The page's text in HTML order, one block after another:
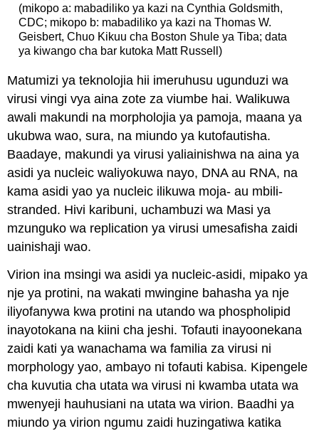
(mikopo a: mabadiliko ya kazi na Cynthia Goldsmith,
CDC; mikopo b: mabadiliko ya kazi na Thomas W.
Geisbert, Chuo Kikuu cha Boston Shule ya Tiba; data
ya kiwango cha bar kutoka Matt Russell)
Matumizi ya teknolojia hii imeruhusu ugunduzi wa
virusi vingi vya aina zote za viumbe hai. Walikuwa
awali makundi na morpholojia ya pamoja, maana ya
ukubwa wao, sura, na miundo ya kutofautisha.
Baadaye, makundi ya virusi yaliainishwa na aina ya
asidi ya nucleic waliyokuwa nayo, DNA au RNA, na
kama asidi yao ya nucleic ilikuwa moja- au mbili-
stranded. Hivi karibuni, uchambuzi wa Masi ya
mzunguko wa replication ya virusi umesafisha zaidi
uainishaji wao.
Virion ina msingi wa asidi ya nucleic-asidi, mipako ya
nje ya protini, na wakati mwingine bahasha ya nje
iliyofanywa kwa protini na utando wa phospholipid
inayotokana na kiini cha jeshi. Tofauti inayoonekana
zaidi kati ya wanachama wa familia za virusi ni
morphology yao, ambayo ni tofauti kabisa. Kipengele
cha kuvutia cha utata wa virusi ni kwamba utata wa
mwenyeji hauhusiani na utata wa virion. Baadhi ya
miundo ya virion ngumu zaidi huzingatiwa katika